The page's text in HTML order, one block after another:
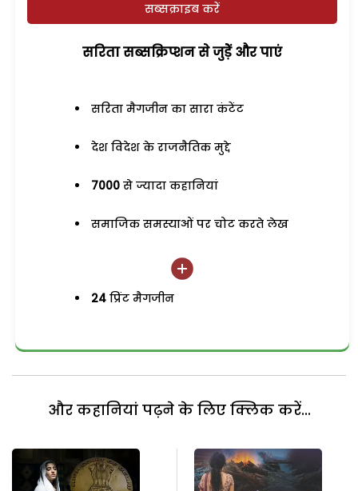
सब्सक्राइब करें
सरिता सब्सक्रिप्शन से जुड़ेें और पाएं
सरिता मैगजीन का सारा कंटेंट
देश विदेश के राजनैतिक मुद्दे
7000 से ज्यादा कहानियां
समाजिक समस्याओं पर चोट करते लेख
24 प्रिंट मैगजीन
और कहानियां पढ़ने के लिए क्लिक करें...